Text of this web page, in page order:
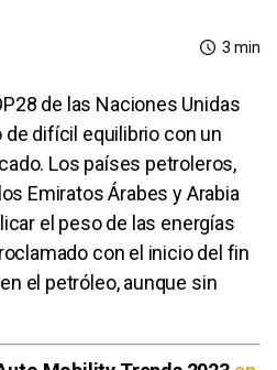
3 min
de las Naciones Unidas
difícil equilibrio con un
Los países petroleros,
Emiratos Árabes y Arabia
el peso de las energías
con el inicio del fin
el petróleo, aunque sin